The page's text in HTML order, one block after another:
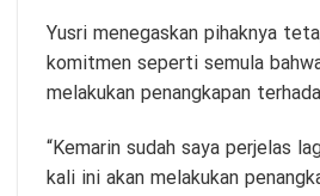
Yusri menegaskan pihaknya
komitmen seperti semula
melakukan penangkapan
“Kemarin sudah saya perjelas
kali ini akan melakukan